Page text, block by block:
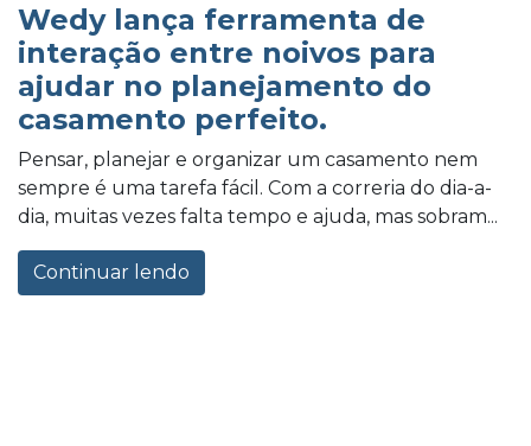
Wedy lança ferramenta de
interação entre noivos para
ajudar no planejamento do
casamento perfeito.
Pensar, planejar e organizar um casamento nem
sempre é uma tarefa fácil. Com a correria do dia-a-
dia, muitas vezes falta tempo e ajuda, mas sobram...
Continuar lendo